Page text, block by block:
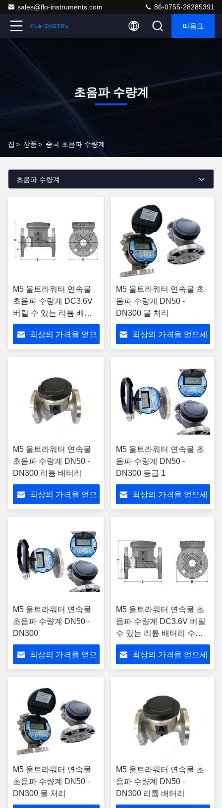
sales@flo-instruments.com 86-0755-28285391
따옴표
초음파 수량계
집 > 상품> 중국 초음파 수량계
초음파 수량계
M5 울트라워터 연속물
초음파 수량계 DC3.6V
버릴 수 있는 리튬 배터
리 수명 0년
최상의 가격을 얻으
M5 울트라워터 연속물 초
음파 수량계 DN50 -
DN300 물 처리
최상의 가격을 얻으세
M5 울트라워터 연속물
초음파 수량계 DN50 -
DN300 리튬 배터리
최상의 가격을 얻으
M5 울트라워터 연속물 초
음파 수량계 DN50 -
DN300 등급 1
최상의 가격을 얻으세
M5 울트라워터 연속물
초음파 수량계 DN50 -
DN300
최상의 가격을 얻으
M5 울트라워터 연속물 초
음파 수량계 DC3.6V 버릴
수 있는 리튬 배터리 수명 0
년
최상의 가격을 얻으세
M5 울트라워터 연속물
초음파 수량계 DN50 -
DN300 물 처리
M5 울트라워터 연속물 초
음파 수량계 DN50 -
DN300 리튬 배터리